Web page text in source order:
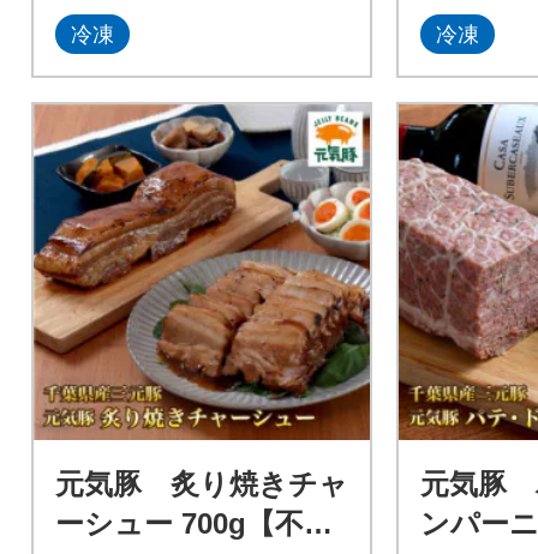
冷凍 冷凍
元気豚 炙り焼きチャ
ーシュー 700g【不定
元気豚
ンパー